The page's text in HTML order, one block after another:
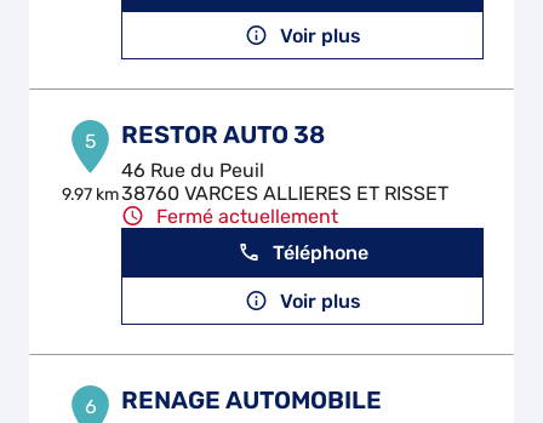
Voir plus
5
9.97 km
RESTOR AUTO 38
46 Rue du Peuil
38760 VARCES ALLIERES ET RISSET
Fermé actuellement
Téléphone
Voir plus
6 RENAGE AUTOMOBILE